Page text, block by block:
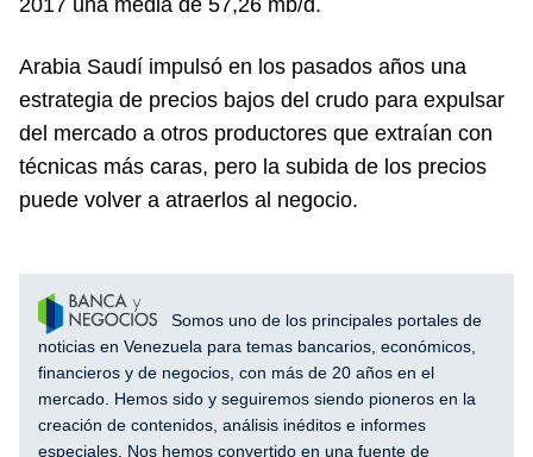
2017 una media de 57,26 mb/d.
Arabia Saudí impulsó en los pasados años una
estrategia de precios bajos del crudo para expulsar
del mercado a otros productores que extraían con
técnicas más caras, pero la subida de los precios
puede volver a atraerlos al negocio.
Somos uno de los principales portales de
noticias en Venezuela para temas bancarios, económicos,
financieros y de negocios, con más de 20 años en el
mercado. Hemos sido y seguiremos siendo pioneros en la
creación de contenidos, análisis inéditos e informes
especiales. Nos hemos convertido en una fuente de